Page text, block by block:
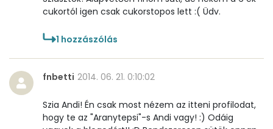
cukortól igen csak cukorstopos lett :( Üdv.
1 hozzászólás
fnbetti 2014. 06. 21. 0:10:02
Szia Andi! Én csak most nézem az itteni profilodat,
hogy te az "Aranytepsi"-s Andi vagy! :) Odáig